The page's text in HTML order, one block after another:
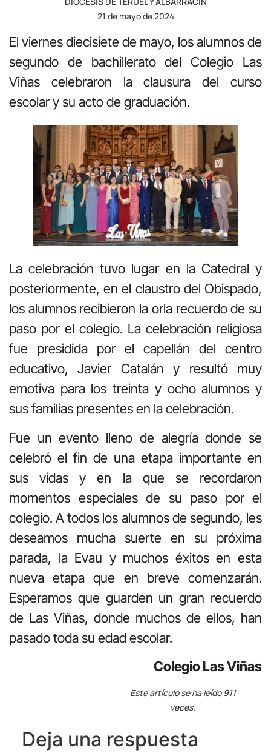
21 de mayo de 2024
El viernes diecisiete de mayo, los alumnos de
segundo de bachillerato del Colegio Las
Viñas celebraron la clausura del curso
escolar y su acto de graduación.
La celebración tuvo lugar en la Catedral y
posteriormente, en el claustro del Obispado,
los alumnos recibieron la orla recuerdo de su
paso por el colegio. La celebración religiosa
fue presidida por el capellán del centro
educativo, Javier Catalán y resultó muy
emotiva para los treinta y ocho alumnos y
sus familias presentes en la celebración.
Fue un evento lleno de alegría donde se
celebró el fin de una etapa importante en
sus vidas y en la que se recordaron
momentos especiales de su paso por el
colegio. A todos los alumnos de segundo, les
deseamos mucha suerte en su próxima
parada, la Evau y muchos éxitos en esta
nueva etapa que en breve comenzarán.
Esperamos que guarden un gran recuerdo
de Las Viñas, donde muchos de ellos, han
pasado toda su edad escolar.
Colegio Las Viñas
Este artículo se ha leído 911
veces.
Deja una respuesta